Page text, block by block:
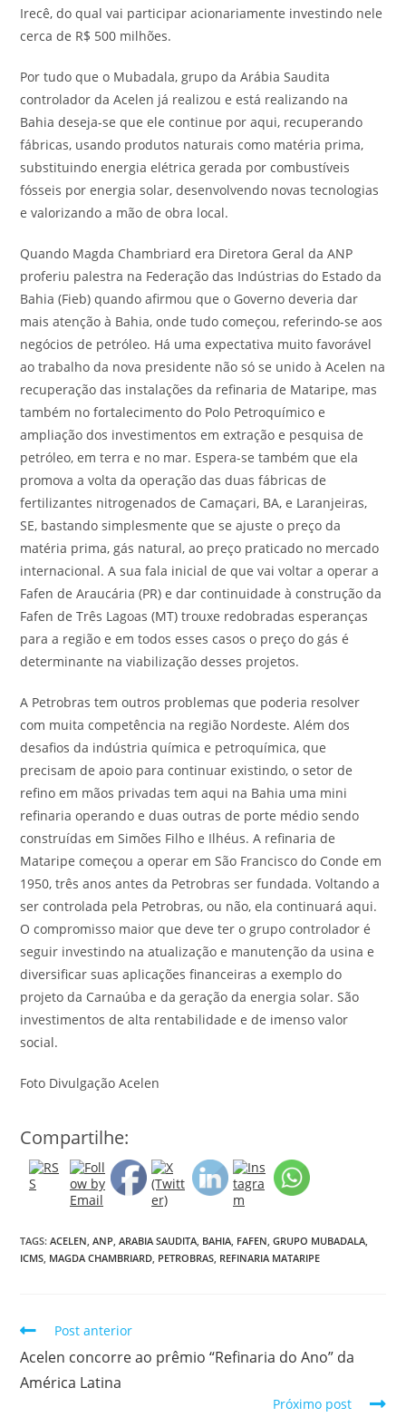
Irecê, do qual vai participar acionariamente investindo nele
cerca de R$ 500 milhões.
Por tudo que o Mubadala, grupo da Arábia Saudita
controlador da Acelen já realizou e está realizando na
Bahia deseja-se que ele continue por aqui, recuperando
fábricas, usando produtos naturais como matéria prima,
substituindo energia elétrica gerada por combustíveis
fósseis por energia solar, desenvolvendo novas tecnologias
e valorizando a mão de obra local.
Quando Magda Chambriard era Diretora Geral da ANP
proferiu palestra na Federação das Indústrias do Estado da
Bahia (Fieb) quando afirmou que o Governo deveria dar
mais atenção à Bahia, onde tudo começou, referindo-se aos
negócios de petróleo. Há uma expectativa muito favorável
ao trabalho da nova presidente não só se unido à Acelen na
recuperação das instalações da refinaria de Mataripe, mas
também no fortalecimento do Polo Petroquímico e
ampliação dos investimentos em extração e pesquisa de
petróleo, em terra e no mar. Espera-se também que ela
promova a volta da operação das duas fábricas de
fertilizantes nitrogenados de Camaçari, BA, e Laranjeiras,
SE, bastando simplesmente que se ajuste o preço da
matéria prima, gás natural, ao preço praticado no mercado
internacional. A sua fala inicial de que vai voltar a operar a
Fafen de Araucária (PR) e dar continuidade à construção da
Fafen de Três Lagoas (MT) trouxe redobradas esperanças
para a região e em todos esses casos o preço do gás é
determinante na viabilização desses projetos.
A Petrobras tem outros problemas que poderia resolver
com muita competência na região Nordeste. Além dos
desafios da indústria química e petroquímica, que
precisam de apoio para continuar existindo, o setor de
refino em mãos privadas tem aqui na Bahia uma mini
refinaria operando e duas outras de porte médio sendo
construídas em Simões Filho e Ilhéus. A refinaria de
Mataripe começou a operar em São Francisco do Conde em
1950, três anos antes da Petrobras ser fundada. Voltando a
ser controlada pela Petrobras, ou não, ela continuará aqui.
O compromisso maior que deve ter o grupo controlador é
seguir investindo na atualização e manutenção da usina e
diversificar suas aplicações financeiras a exemplo do
projeto da Carnaúba e da geração da energia solar. São
investimentos de alta rentabilidade e de imenso valor
social.
Foto Divulgação Acelen
Compartilhe:
TAGS:ACELEN, ANP, ARABIA SAUDITA, BAHIA, FAFEN, GRUPO MUBADALA,
ICMS, MAGDA CHAMBRIARD, PETROBRAS, REFINARIA MATARIPE
Post anterior
Acelen concorre ao prêmio “Refinaria do Ano” da
América Latina
Próximo post